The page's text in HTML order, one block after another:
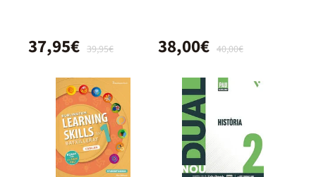
39,95€
37,95€ 40,00€
38,00€